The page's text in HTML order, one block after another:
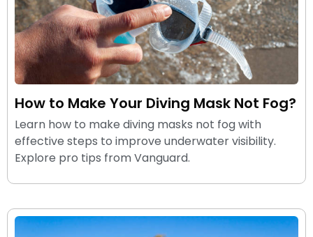
How to Make Your Diving Mask Not Fog?
Learn how to make diving masks not fog with
effective steps to improve underwater visibility.
Explore pro tips from Vanguard.